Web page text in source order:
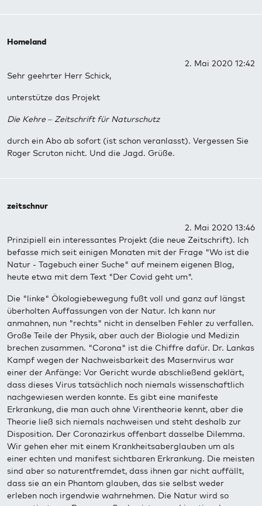
Homeland
2. Mai 2020 12:42
Sehr geehrter Herr Schick,
unterstütze das Projekt
Die Kehre – Zeitschrift für Naturschutz
durch ein Abo ab sofort (ist schon veranlasst). Vergessen Sie
Roger Scruton nicht. Und die Jagd. Grüße.
zeitschnur
2. Mai 2020 13:46
Prinzipiell ein interessantes Projekt (die neue Zeitschrift). Ich
befasse mich seit einigen Monaten mit der Frage "Wo ist die
Natur - Tagebuch einer Suche" auf meinem eigenen Blog,
heute etwa mit dem Text "Der Covid geht um".
Die "linke" Ökologiebewegung fußt voll und ganz auf längst
überholten Auffassungen von der Natur. Ich kann nur
anmahnen, nun "rechts" nicht in denselben Fehler zu verfallen.
Große Teile der Physik, aber auch der Biologie und Medizin
brechen zusammen. "Corona" ist die Chiffre dafür. Dr. Lankas
Kampf wegen der Nachweisbarkeit des Masernvirus war
einer der Anfänge: Vor Gericht wurde abschließend geklärt,
dass dieses Virus tatsächlich noch niemals wissenschaftlich
nachgewiesen werden konnte. Es gibt eine manifeste
Erkrankung, die man auch ohne Virentheorie kennt, aber die
Theorie ließ sich niemals nachweisen und steht deshalb zur
Disposition. Der Coronazirkus offenbart dasselbe Dilemma.
Wir gehen eher mit einem Krankheitsaberglauben um als
einer echten und manifest sichtbaren Erkrankung. Die meisten
sind aber so naturentfremdet, dass ihnen gar nicht auffällt,
dass sie an ein Phantom glauben, das sie selbst weder
erleben noch irgendwie wahrnehmen. Die Natur wird so